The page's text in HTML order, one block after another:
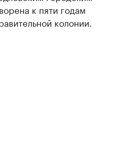
к пяти годам
колонии.